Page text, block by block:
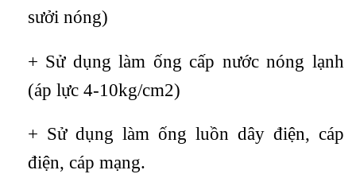
sưởi nóng)
+ Sử dụng làm ống cấp nước nóng lạnh
(áp lực 4-10kg/cm2)
+ Sử dụng làm ống luồn dây điện, cáp
điện, cáp mạng.